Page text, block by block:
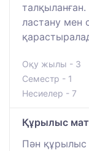
ластану мен
Оқу жылы - 3
Семестр - 1
Несиелер - 7
Құрылыс
Пән